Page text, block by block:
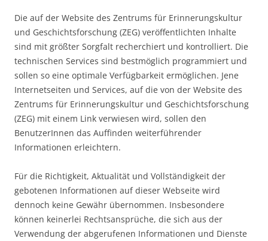
Die auf der Website des Zentrums für Erinnerungskultur
und Geschichtsforschung (ZEG) veröffentlichten Inhalte
sind mit größter Sorgfalt recherchiert und kontrolliert. Die
technischen Services sind bestmöglich programmiert und
sollen so eine optimale Verfügbarkeit ermöglichen. Jene
Internetseiten und Services, auf die von der Website des
Zentrums für Erinnerungskultur und Geschichtsforschung
(ZEG) mit einem Link verwiesen wird, sollen den
BenutzerInnen das Auffinden weiterführender
Informationen erleichtern.
Für die Richtigkeit, Aktualität und Vollständigkeit der
gebotenen Informationen auf dieser Webseite wird
dennoch keine Gewähr übernommen. Insbesondere
können keinerlei Rechtsansprüche, die sich aus der
Verwendung der abgerufenen Informationen und Dienste